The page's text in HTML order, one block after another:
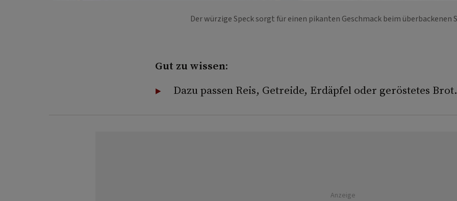
Der würzige Speck sorgt für einen pikanten Geschmack beim
Gut zu wissen:
Dazu passen Reis, Getreide, Erdäpfel oder geröstetes Brot.
Anzeige